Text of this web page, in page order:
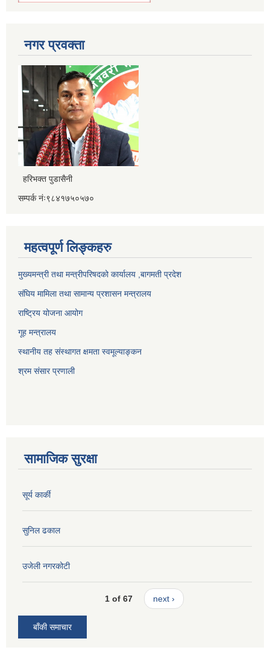
नगर प्रवक्ता
हरिभक्त पुडासैनी
सम्पर्क नंः९८४१७५०५७०
महत्वपूर्ण लिङ्कहरु
मुख्यमन्त्री तथा मन्त्रीपरिषदको कार्यालय ,बागमती प्रदेश
संघिय मामिला तथा सामान्य प्रशासन मन्त्रालय
राष्ट्रिय योजना आयोग
गूह मन्त्रालय
स्थानीय तह संस्थागत क्षमता स्वमूल्याङ्कन
श्रम संसार प्रणाली
सामाजिक सुरक्षा
सूर्य कार्की
सुनिल ढकाल
उजेली नगरकोटी
1 of 67 next ›
बाँकी समाचार